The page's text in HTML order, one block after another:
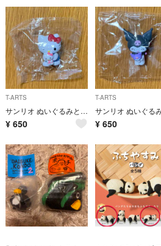
T-ARTS
サンリオ ぬいぐるみといっしょ フィギュア2 【ハローキティー】
¥ 650
T-ARTS
¥ 650